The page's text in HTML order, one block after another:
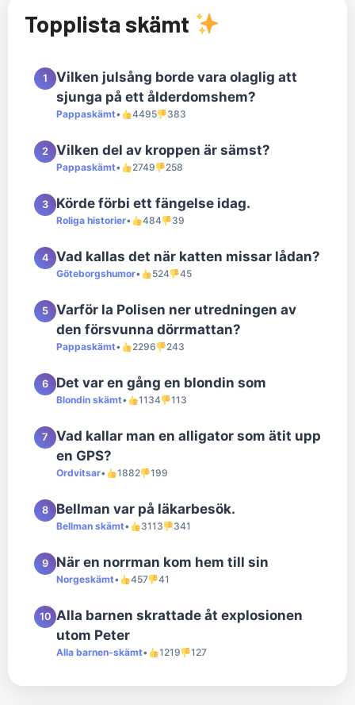
Topplista skämt
1
Vilken julsång borde vara olaglig att
sjunga på ett ålderdomshem?
Pappaskämt• 4495 383
2 Vilken del av kroppen är sämst?
Pappaskämt• 2749 258
3 Körde förbi ett fängelse idag.
Roliga historier• 484 39
4 Vad kallas det när katten missar lådan?
Göteborgshumor• 524 45
5
Varför la Polisen ner utredningen av
den försvunna dörrmattan?
Pappaskämt• 2296 243
6 Det var en gång en blondin som
Blondin skämt• 1134 113
7
Vad kallar man en alligator som ätit upp
en GPS?
Ordvitsar• 1882 199
8 Bellman var på läkarbesök.
Bellman skämt• 3113 341
9 När en norrman kom hem till sin
Norgeskämt• 457 41
10 Alla barnen skrattade åt explosionen
utom Peter
Alla barnen-skämt• 1219 127